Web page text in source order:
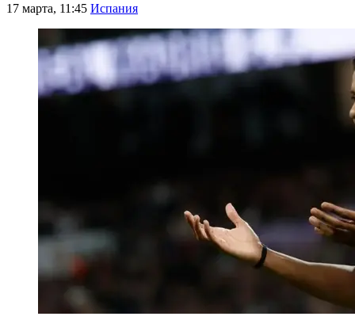
17 марта, 11:45 Испания